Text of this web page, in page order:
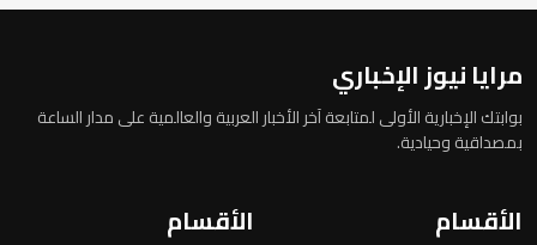
مرايا نيوز الإخباري
بوابتك الإخبارية الأولى لمتابعة آخر الأخبار العربية والعالمية على مدار الساعة
بمصداقية وحيادية.
الأقسام الأقسام